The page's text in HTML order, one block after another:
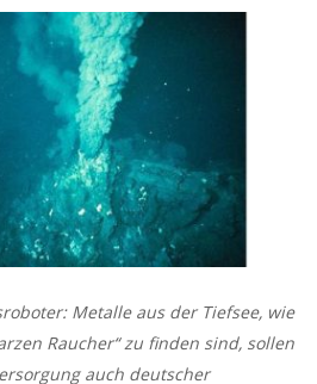
Metalle aus der Tiefsee, wie
Raucher“ zu finden sind, sollen
auch deutscher